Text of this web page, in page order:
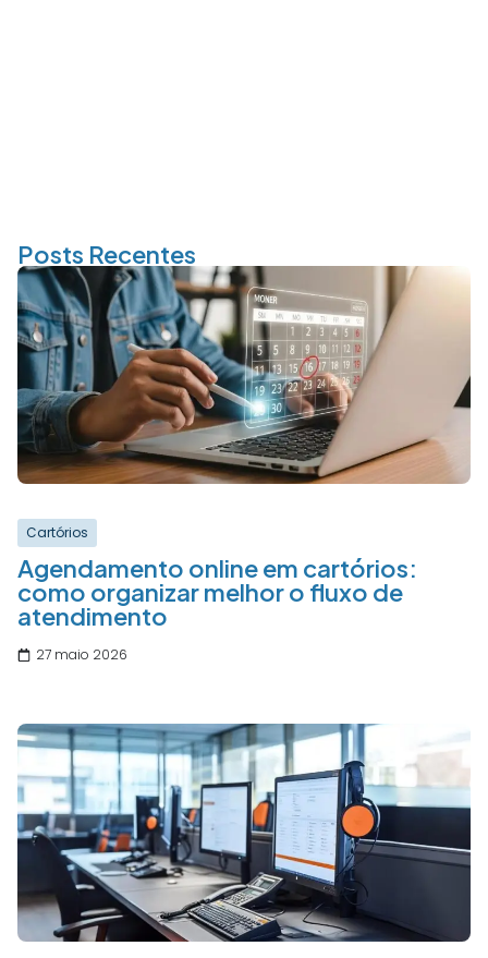
Posts Recentes
Cartórios
Agendamento online em cartórios:
como organizar melhor o fluxo de
atendimento
27 maio 2026